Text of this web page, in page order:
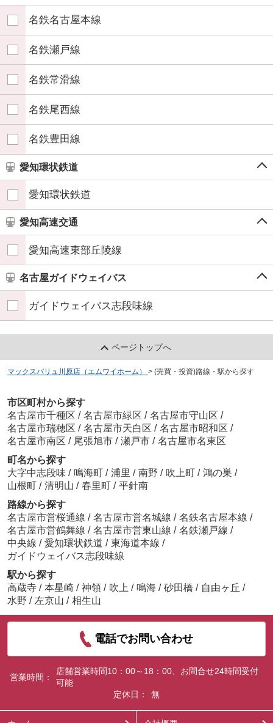
名鉄名古屋本線
名鉄瀬戸線
名鉄常滑線
名鉄尾西線
名鉄豊田線
愛知環状鉄道
愛知環状鉄道
愛知高速交通
愛知高速東部丘陵線
名古屋ガイドウェイバス
ガイドウェイバス志段味線
ページトップへ
マックスバリュ川原店（エムワイホーム） > (売買・投資)路線・駅から探す
市区町村から探す
名古屋市千種区 / 名古屋市緑区 / 名古屋市守山区 /
名古屋市瑞穂区 / 名古屋市天白区 / 名古屋市昭和区 /
名古屋市南区 / 尾張旭市 / 瀬戸市 / 名古屋市名東区
町名から探す
大字中志段味 / 鳴海町 / 浦里 / 南野 / 吹上町 / 鴻の巣 /
山根町 / 清明山 / 春里町 / 平針南
路線から探す
名古屋市営桜通線 / 名古屋市営名城線 / 名鉄名古屋本線 /
名古屋市営鶴舞線 / 名古屋市営東山線 / 名鉄瀬戸線 /
中央線 / 愛知環状鉄道 / 東海道本線 /
ガイドウェイバス志段味線
駅から探す
高蔵寺 / 本星崎 / 神領 / 吹上 / 鳴海 / 砂田橋 / 自由ヶ丘 /
水野 / 左京山 / 相生山
電話でお問い合わせ
営業時間：
店舗営業時間10：00～18：00、お問合せ24時間受付
可能
定休日：
無